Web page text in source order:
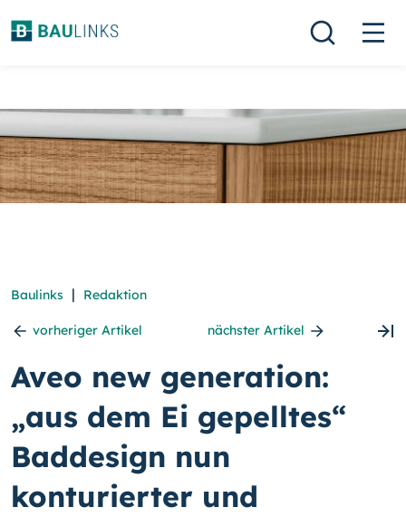
Baulinks | Redaktion
vorheriger Artikel nächster Artikel
Aveo new generation:
„aus dem Ei gepelltes“
Baddesign nun
konturierter und